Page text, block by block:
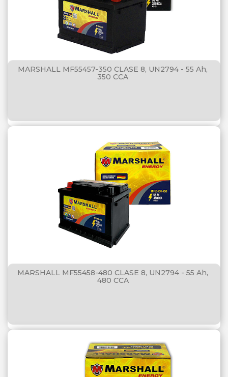
MARSHALL MF55457-350 CLASE 8, UN2794 - 55 Ah,
350 CCA
MARSHALL MF55458-480 CLASE 8, UN2794 - 55 Ah,
480 CCA